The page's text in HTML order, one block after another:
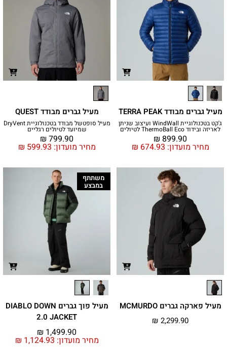
מעיל גברים מבודד TERRA PEAK
ג'קט בטכנולוגיית WindWall ועיצוב שניתן
לאריזה ובידוד ThermoBall Eco לטיולים
מחיר מועדון: ₪ 674.93
₪ 899.90
מעיל גברים מבודד QUEST
מעיל סופטשל מבודד בטכנולוגיית DryVent
שמיועד לטיולים רגליים
מחיר מועדון: ₪ 599.93
₪ 799.90
מעיל פארקה גברים MCMURDO
₪ 2,299.90
משתתף
במבצע
מעיל פוך גברים DIABLO DOWN
2.0 JACKET
מחיר מועדון: ₪ 1,124.93
₪ 1,499.90